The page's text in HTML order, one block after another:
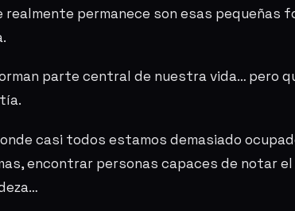
realmente permanece son esas pequeñas
parte central de nuestra vida… pero
casi todos estamos demasiado
encontrar personas capaces de notar el